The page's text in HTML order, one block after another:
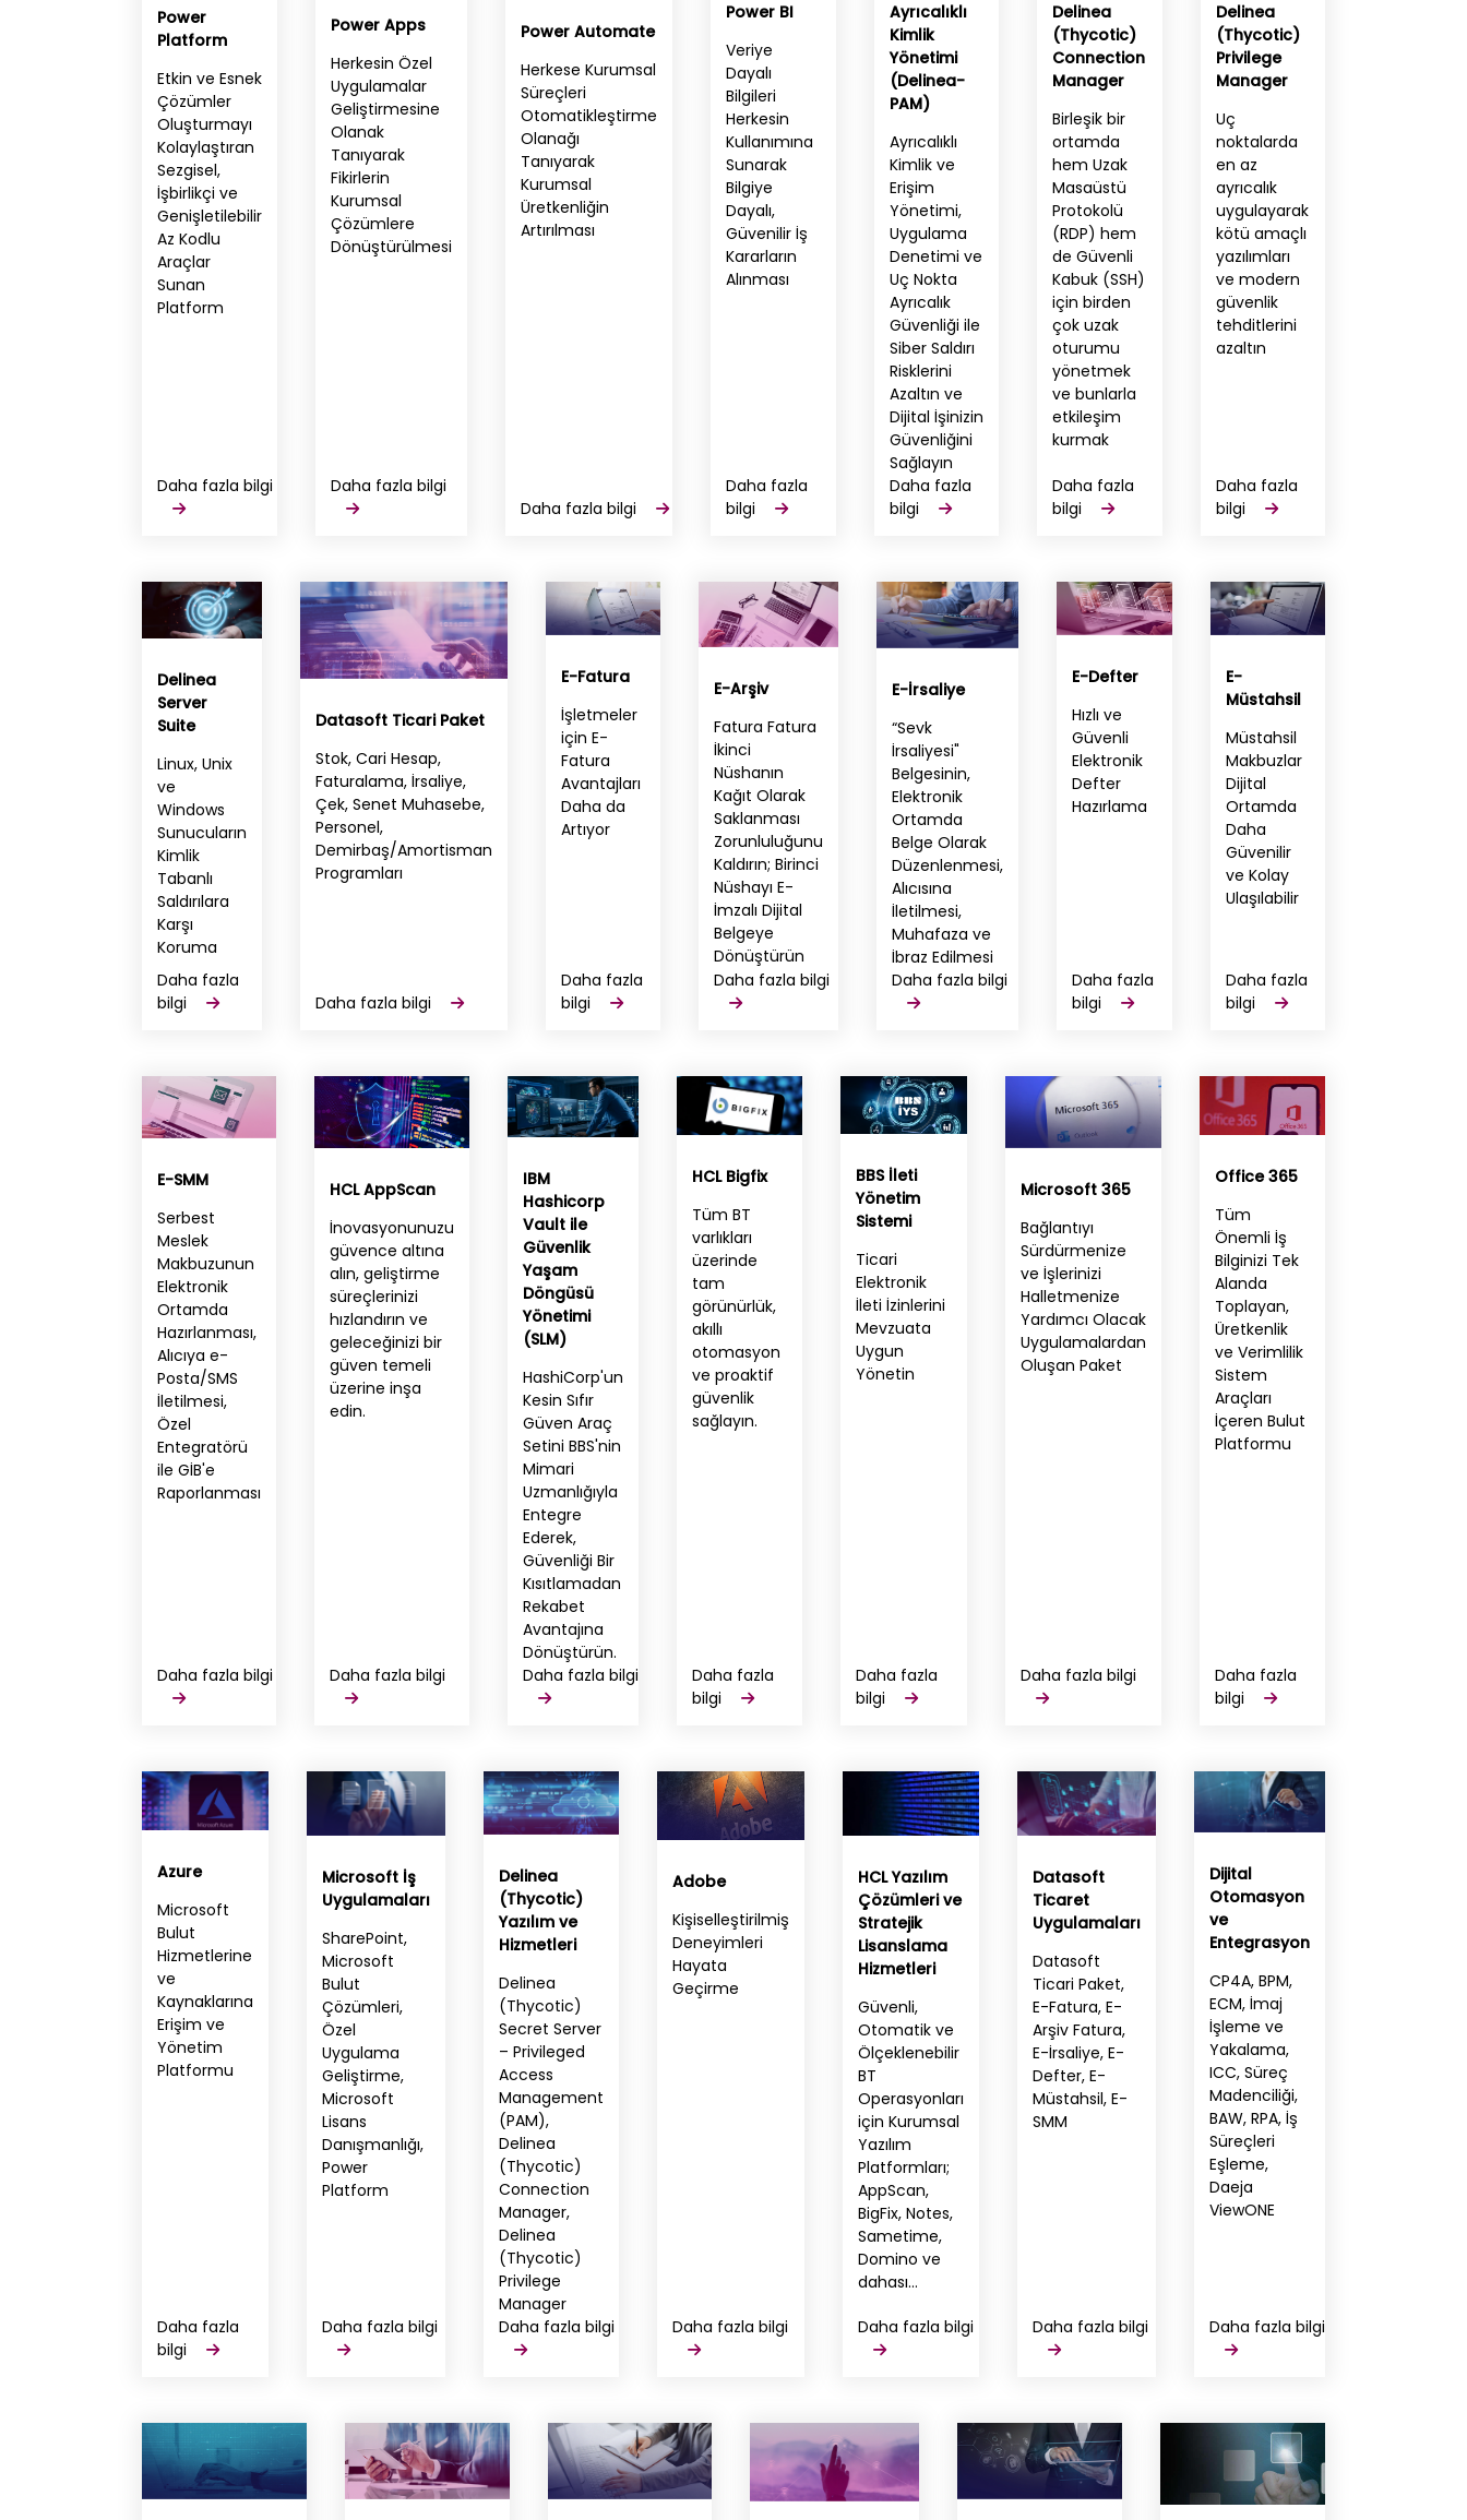
Power
Platform
Etkin ve Esnek
Çözümler
Oluşturmayı
Kolaylaştıran
Sezgisel,
İşbirlikçi ve
Genişletilebilir
Az Kodlu
Araçlar
Sunan
Platform
Daha fazla bilgi
Power Apps
Herkesin Özel
Uygulamalar
Geliştirmesine
Olanak
Tanıyarak
Fikirlerin
Kurumsal
Çözümlere
Dönüştürülmesi
Daha fazla bilgi
Power Automate
Herkese Kurumsal
Süreçleri
Otomatikleştirme
Olanağı
Tanıyarak
Kurumsal
Üretkenliğin
Artırılması
Daha fazla bilgi
Power BI
Veriye
Dayalı
Bilgileri
Herkesin
Kullanımına
Sunarak
Bilgiye
Dayalı,
Güvenilir İş
Kararların
Alınması
Daha fazla
bilgi
Ayrıcalıklı
Kimlik
Yönetimi
(Delinea-
PAM)
Ayrıcalıklı
Kimlik ve
Erişim
Yönetimi,
Uygulama
Denetimi ve
Uç Nokta
Ayrıcalık
Güvenliği ile
Siber Saldırı
Risklerini
Azaltın ve
Dijital İşinizin
Güvenliğini
Sağlayın
Daha fazla
bilgi
Delinea
(Thycotic)
Connection
Manager
Birleşik bir
ortamda
hem Uzak
Masaüstü
Protokolü
(RDP) hem
de Güvenli
Kabuk (SSH)
için birden
çok uzak
oturumu
yönetmek
ve bunlarla
etkileşim
kurmak
Daha fazla
bilgi
Delinea
(Thycotic)
Privilege
Manager
Uç
noktalarda
en az
ayrıcalık
uygulayarak
kötü amaçlı
yazılımları
ve modern
güvenlik
tehditlerini
azaltın
Daha fazla
bilgi
Delinea
Server
Suite
Linux, Unix
ve
Windows
Sunucuların
Kimlik
Tabanlı
Saldırılara
Karşı
Koruma
Daha fazla
bilgi
Datasoft Ticari Paket
Stok, Cari Hesap,
Faturalama, İrsaliye,
Çek, Senet Muhasebe,
Personel,
Demirbaş/Amortisman
Programları
Daha fazla bilgi
E-Fatura
İşletmeler
için E-
Fatura
Avantajları
Daha da
Artıyor
Daha fazla
bilgi
E-Arşiv
Fatura Fatura
İkinci
Nüshanın
Kağıt Olarak
Saklanması
Zorunluluğunu
Kaldırın; Birinci
Nüshayı E-
İmzalı Dijital
Belgeye
Dönüştürün
Daha fazla bilgi
E-İrsaliye
“Sevk
İrsaliyesi"
Belgesinin,
Elektronik
Ortamda
Belge Olarak
Düzenlenmesi,
Alıcısına
İletilmesi,
Muhafaza ve
İbraz Edilmesi
Daha fazla bilgi
E-Defter
Hızlı ve
Güvenli
Elektronik
Defter
Hazırlama
Daha fazla
bilgi
E-
Müstahsil
Müstahsil
Makbuzlar
Dijital
Ortamda
Daha
Güvenilir
ve Kolay
Ulaşılabilir
Daha fazla
bilgi
E-SMM
Serbest
Meslek
Makbuzunun
Elektronik
Ortamda
Hazırlanması,
Alıcıya e-
Posta/SMS
İletilmesi,
Özel
Entegratörü
ile GİB'e
Raporlanması
Daha fazla bilgi
HCL AppScan
İnovasyonunuzu
güvence altına
alın, geliştirme
süreçlerinizi
hızlandırın ve
geleceğinizi bir
güven temeli
üzerine inşa
edin.
Daha fazla bilgi
IBM
Hashicorp
Vault ile
Güvenlik
Yaşam
Döngüsü
Yönetimi
(SLM)
HashiCorp'un
Kesin Sıfır
Güven Araç
Setini BBS'nin
Mimari
Uzmanlığıyla
Entegre
Ederek,
Güvenliği Bir
Kısıtlamadan
Rekabet
Avantajına
Dönüştürün.
Daha fazla bilgi
HCL Bigfix
Tüm BT
varlıkları
üzerinde
tam
görünürlük,
akıllı
otomasyon
ve proaktif
güvenlik
sağlayın.
Daha fazla
bilgi
BBS İleti
Yönetim
Sistemi
Ticari
Elektronik
İleti İzinlerini
Mevzuata
Uygun
Yönetin
Daha fazla
bilgi
Microsoft 365
Bağlantıyı
Sürdürmenize
ve İşlerinizi
Halletmenize
Yardımcı Olacak
Uygulamalardan
Oluşan Paket
Daha fazla bilgi
Office 365
Tüm
Önemli İş
Bilginizi Tek
Alanda
Toplayan,
Üretkenlik
ve Verimlilik
Sistem
Araçları
İçeren Bulut
Platformu
Daha fazla
bilgi
Azure
Microsoft
Bulut
Hizmetlerine
ve
Kaynaklarına
Erişim ve
Yönetim
Platformu
Daha fazla
bilgi
Microsoft İş
Uygulamaları
SharePoint,
Microsoft
Bulut
Çözümleri,
Özel
Uygulama
Geliştirme,
Microsoft
Lisans
Danışmanlığı,
Power
Platform
Daha fazla bilgi
Delinea
(Thycotic)
Yazılım ve
Hizmetleri
Delinea
(Thycotic)
Secret Server
– Privileged
Access
Management
(PAM),
Delinea
(Thycotic)
Connection
Manager,
Delinea
(Thycotic)
Privilege
Manager
Daha fazla bilgi
Adobe
Kişiselleştirilmiş
Deneyimleri
Hayata
Geçirme
Daha fazla bilgi
HCL Yazılım
Çözümleri ve
Stratejik
Lisanslama
Hizmetleri
Güvenli,
Otomatik ve
Ölçeklenebilir
BT
Operasyonları
için Kurumsal
Yazılım
Platformları;
AppScan,
BigFix, Notes,
Sametime,
Domino ve
dahası...
Daha fazla bilgi
Datasoft
Ticaret
Uygulamaları
Datasoft
Ticari Paket,
E-Fatura, E-
Arşiv Fatura,
E-İrsaliye, E-
Defter, E-
Müstahsil, E-
SMM
Daha fazla bilgi
Dijital
Otomasyon
ve
Entegrasyon
CP4A, BPM,
ECM, İmaj
İşleme ve
Yakalama,
ICC, Süreç
Madenciliği,
BAW, RPA, İş
Süreçleri
Eşleme,
Daeja
ViewONE
Daha fazla bilgi